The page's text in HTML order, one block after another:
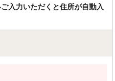
入力いただくと住所が自動入